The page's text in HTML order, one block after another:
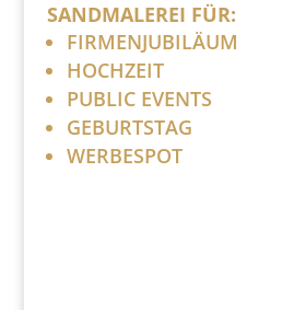
SANDMALEREI FÜR:
FIRMENJUBILÄUM
HOCHZEIT
PUBLIC EVENTS
GEBURTSTAG
WERBESPOT